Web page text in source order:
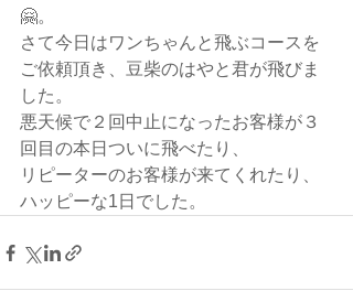
🤗。
さて今日はワンちゃんと飛ぶコースを
ご依頼頂き、豆柴のはやと君が飛びま
した。
悪天候で２回中止になったお客様が３
回目の本日ついに飛べたり、
リピーターのお客様が来てくれたり、
ハッピーな1日でした。